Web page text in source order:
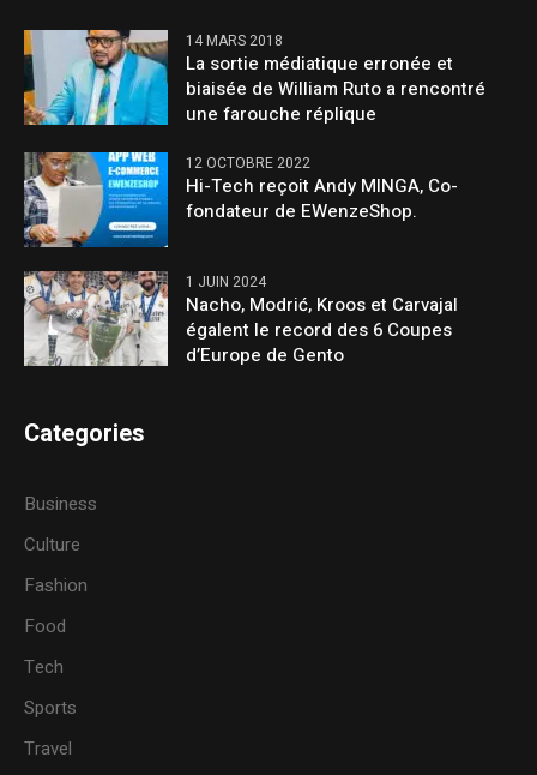
14 MARS 2018
La sortie médiatique erronée et
biaisée de William Ruto a rencontré
une farouche réplique
12 OCTOBRE 2022
Hi-Tech reçoit Andy MINGA, Co-
fondateur de EWenzeShop.
1 JUIN 2024
Nacho, Modrić, Kroos et Carvajal
égalent le record des 6 Coupes
d’Europe de Gento
Categories
Business
Culture
Fashion
Food
Tech
Sports
Travel